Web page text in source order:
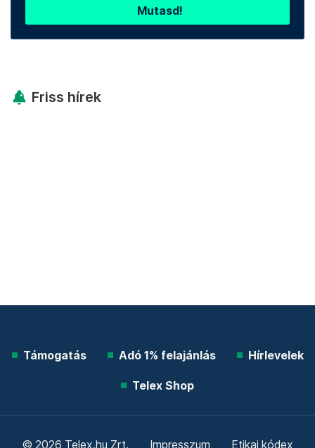
Mutasd!
Friss hírek
Támogatás Adó 1% felajánlás Hírlevelek
Telex Shop
© 2026 Telex.hu Zrt. Impresszum Etikai kódex